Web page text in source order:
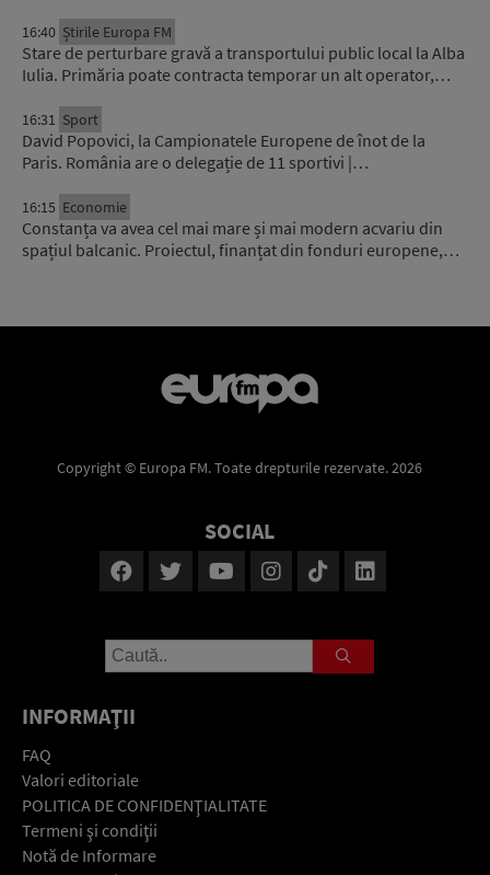
16:40 Știrile Europa FM
Stare de perturbare gravă a transportului public local la Alba
Iulia. Primăria poate contracta temporar un alt operator,…
16:31 Sport
David Popovici, la Campionatele Europene de înot de la
Paris. România are o delegație de 11 sportivi |…
16:15 Economie
Constanța va avea cel mai mare și mai modern acvariu din
spațiul balcanic. Proiectul, finanțat din fonduri europene,…
Copyright © Europa FM. Toate drepturile rezervate. 2026
SOCIAL
INFORMAŢII
FAQ
Valori editoriale
POLITICA DE CONFIDENŢIALITATE
Termeni şi condiţii
Notă de Informare